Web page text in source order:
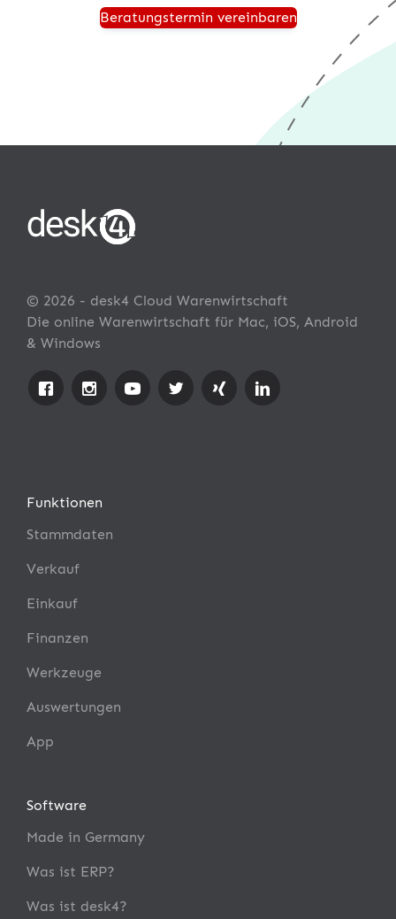
Beratungstermin vereinbaren
© 2026 - desk4 Cloud Warenwirtschaft
Die online Warenwirtschaft für Mac, iOS, Android
& Windows
Funktionen
Stammdaten
Verkauf
Einkauf
Finanzen
Werkzeuge
Auswertungen
App
Software
Made in Germany
Was ist ERP?
Was ist desk4?